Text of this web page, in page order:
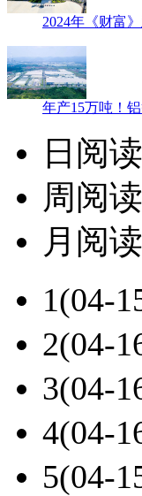
2024年《财富
年产15万吨！
日阅
周阅
月阅
1(04-
2(04-
3(04-
4(04-
5(04-